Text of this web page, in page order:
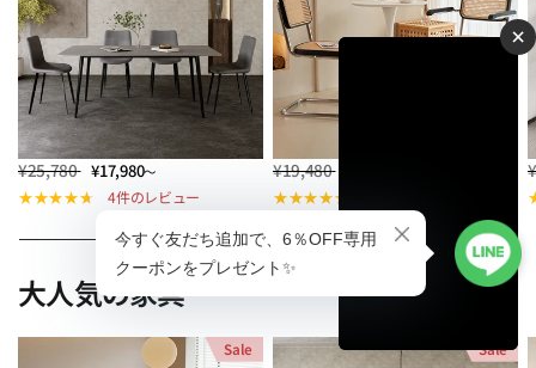
¥25,780 ¥17,980～
4件のレビュー
¥19,480
大人気の家具
Sale Sale
×